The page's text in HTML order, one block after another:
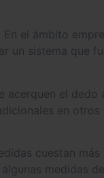
el ámbito
un sistema que
el dedo
en
cuestan
medidas